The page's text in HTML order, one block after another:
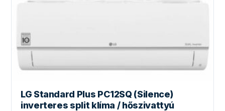
LG Standard Plus PC12SQ (Silence)
inverteres split klíma / hőszivattyú